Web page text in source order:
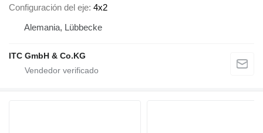
Configuración del eje 4x2
Alemania, Lübbecke
ITC GmbH & Co.KG